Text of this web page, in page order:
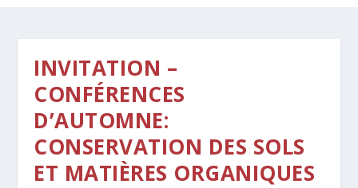
INVITATION –
CONFÉRENCES
D’AUTOMNE:
CONSERVATION DES SOLS
ET MATIÈRES ORGANIQUES